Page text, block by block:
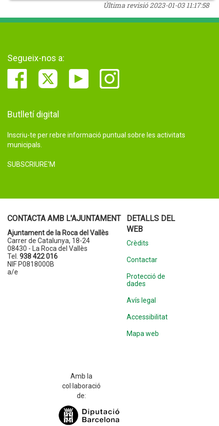
Última revisió2023-01-03 11:17:58
Segueix-nos a:
Butlletí digital
Inscriu-te per rebre informació puntual sobre les activitats
municipals.
SUBSCRIURE'M
CONTACTA AMB L'AJUNTAMENT
Ajuntament de la Roca del Vallès
Carrer de Catalunya, 18-24
08430 - La Roca del Vallès
Tel. 938 422 016
NIF P0818000B
a/e
DETALLS DEL
WEB
Crèdits
Contactar
Protecció de
dades
Avís legal
Accessibilitat
Mapa web
Amb la
col·laboració
de: